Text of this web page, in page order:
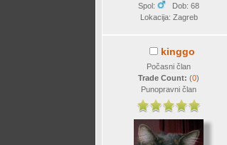
Spol:
Dob: 68
Lokacija: Zagreb
kinggo
Počasni član
Trade Count:(0)
Punopravni član